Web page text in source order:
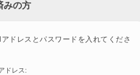
みの方
アドレスとパスワードを入れてくださ
ドレス: